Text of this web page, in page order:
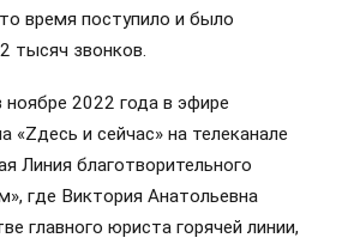
время поступило и было
тысяч звонков.
ноябре 2022 года в эфире
«Zдесь и сейчас» на телеканале
Линия благотворительного
где Виктория Анатольевна
главного юриста горячей линии,